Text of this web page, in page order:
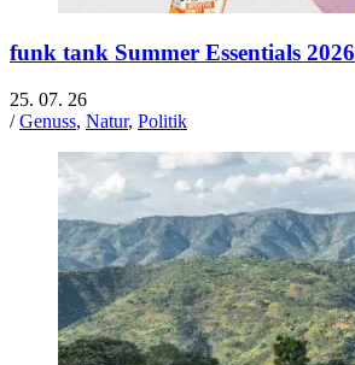
funk tank Summer Essentials 2026
25. 07. 26
/Genuss, Natur, Politik